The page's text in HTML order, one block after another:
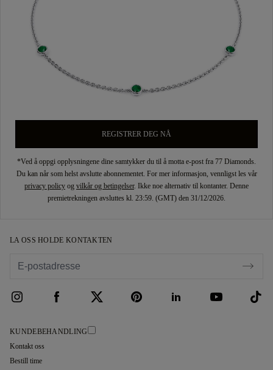
REGISTRER DEG NÅ
*Ved å oppgi opplysningene dine samtykker du til å motta e-post fra 77 Diamonds.
Du kan når som helst avslutte abonnementet. For mer informasjon, vennligst les vår
privacy policy og vilkår og betingelser. Ikke noe alternativ til kontanter. Denne
premietrekningen avsluttes kl. 23:59. (GMT) den 31/12/2026.
LA OSS HOLDE KONTAKTEN
KUNDEBEHANDLING
Kontakt oss
Bestill time